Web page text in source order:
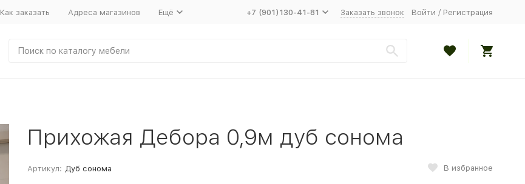
Как заказать Адреса магазинов Ещё +7 (901)130-41-81 Заказать звонок Войти / Регистрация
Прихожая Дебора 0,9м дуб сонома
Артикул: Дуб сонома В избранное